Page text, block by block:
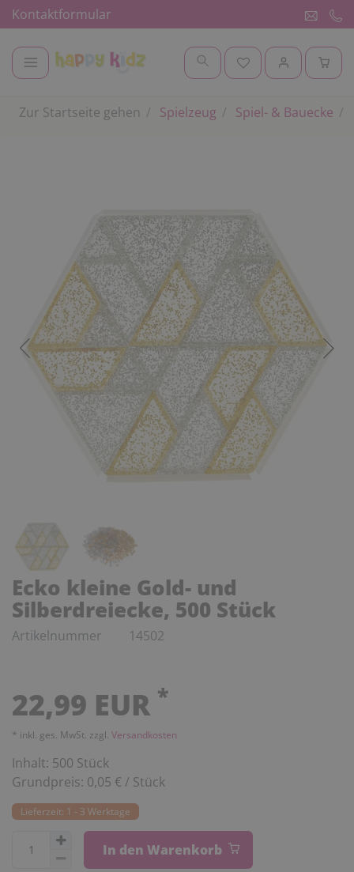
Kontaktformular
Zur Startseite gehen Spielzeug Spiel- & Bauecke
Ecko kleine Gold- und
Silberdreiecke, 500 Stück
Artikelnummer 14502
22,99 EUR *
* inkl. ges. MwSt. zzgl. Versandkosten
Inhalt: 500 Stück
Grundpreis: 0,05 € / Stück
Lieferzeit: 1 - 3 Werktage
In den Warenkorb